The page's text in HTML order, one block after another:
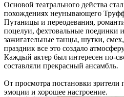
Основой театрального действа
похождениях неунывающего
Путаницы и переодевания,
поцелуи, фехтовальные поединки
зажигательные танцы, шутки, смех,
праздник все это создало
Каждый актер был интересен по-
составляли прекрасный ансамбль.
От просмотра постановки
эмоции и хорошее настроение.